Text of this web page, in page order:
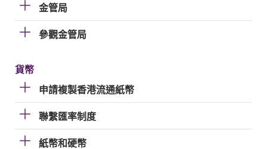
金管局
參觀金管局
貨幣
申請複製香港流通紙幣
聯繫匯率制度
紙幣和硬幣